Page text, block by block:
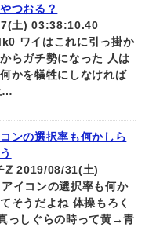
つおる？
土) 03:38:10.40
ワイはこれに引っ掛か
らガチ勢になった 人は
かを犠牲にしなければ
…
ンの選択率も何かしら
ℤ 2019/08/31(土)
イコンの選択率も何か
そうだよね 体操もろく
っしぐらの時って黄→青